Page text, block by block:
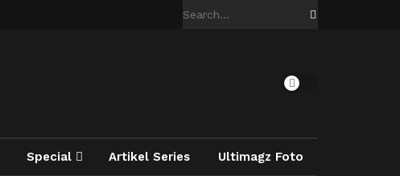
Special Artikel Series Ultimagz Foto